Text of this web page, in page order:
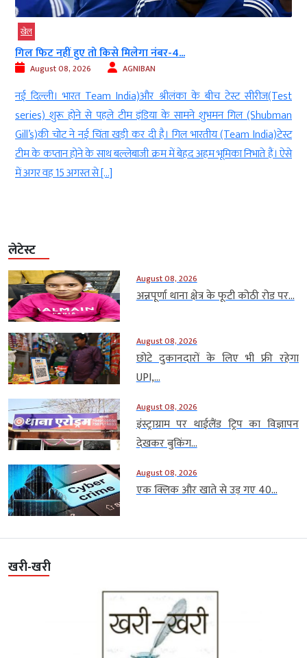
खेल
गिल फिट नहीं हुए तो किसे मिलेगा नंबर-4...
August 08, 2026 AGNIBAN
नई दिल्ली। भारत Team India)और श्रीलंका के बीच टेस्ट सीरीज(Test
series) शुरू होने से पहले टीम इंडिया के सामने शुभमन गिल (Shubman
Gill’s)की चोट ने नई चिंता खड़ी कर दी है। गिल भारतीय (Team India)टेस्ट
टीम के कप्तान होने के साथ बल्लेबाजी क्रम में बेहद अहम भूमिका निभाते हैं। ऐसे
में अगर वह 15 अगस्त से […]
लेटेस्ट
August 08, 2026
अन्नपूर्णा थाना क्षेत्र के फूटी कोठी रोड पर...
August 08, 2026
छोटे दुकानदारों के लिए भी फ्री रहेगा
UPI,...
August 08, 2026
इंस्ट्राग्राम पर थाईलैंड ट्रिप का विज्ञापन
देखकर बुकिंग...
August 08, 2026
एक क्लिक और खाते से उड़ गए 40...
खरी-खरी